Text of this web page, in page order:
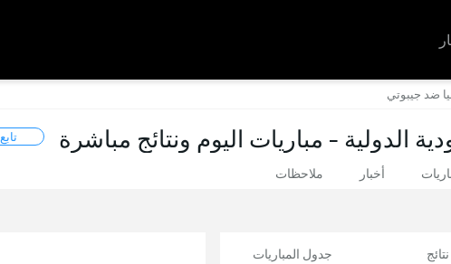
ضد جيبوتي
الدولية - مباريات اليوم ونتائج مباشرة تابع
أخبار ملاحظات
نتائج جدول المباريات